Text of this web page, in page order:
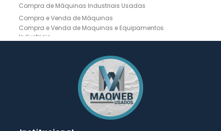
Compra de Máquinas Industriais Usadas
Compra e Venda de Máquinas
Compra e Venda de Maquinas e Equipamentos
Industriais
Compra e Venda de Máquinas Operatrizes
Dobradeira CNC Usada
Dobradeira de Chapa Hidráulica Usada
Dobradeira de Chapas
Dobradeira Hidráulica
Dobradeira Hidráulica Usada
Dobradeira Industrial